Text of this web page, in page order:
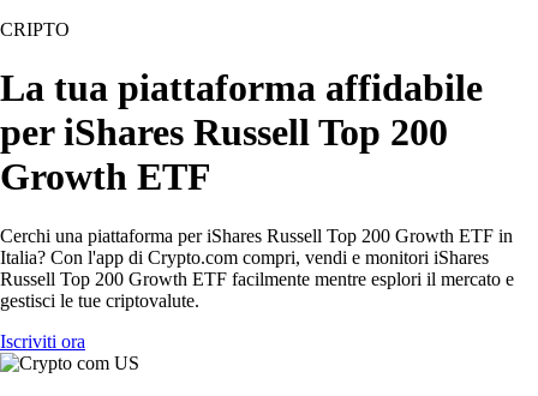
CRIPTO
La tua piattaforma affidabile
per iShares Russell Top 200
Growth ETF
Cerchi una piattaforma per iShares Russell Top 200 Growth ETF in
Italia? Con l'app di Crypto.com compri, vendi e monitori iShares
Russell Top 200 Growth ETF facilmente mentre esplori il mercato e
gestisci le tue criptovalute.
Iscriviti ora